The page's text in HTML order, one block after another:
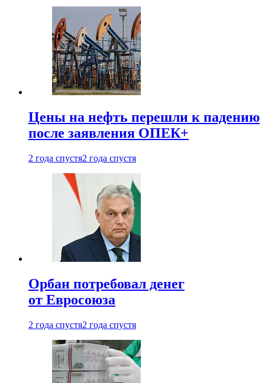
Цены на нефть перешли к падению
после заявления ОПЕК+
2 года спустя2 года спустя
Орбан потребовал денег
от Евросоюза
2 года спустя2 года спустя